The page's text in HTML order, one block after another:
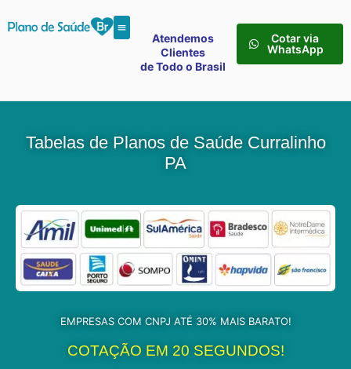
Atendemos
Clientes
de Todo o Brasil
Cotar via
WhatsApp
Tabelas de Planos de Saúde Curralinho
PA
EMPRESAS COM CNPJ ATÉ 30% MAIS BARATO!
COTAÇÃO EM 20 SEGUNDOS!